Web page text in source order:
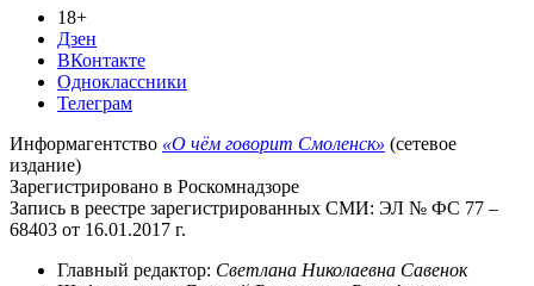
18+
Дзен
ВКонтакте
Одноклассники
Телеграм
Информагентство «О чём говорит Смоленск» (сетевое
издание)
Зарегистрировано в Роскомнадзоре
Запись в реестре зарегистрированных СМИ: ЭЛ № ФС 77 –
68403 от 16.01.2017 г.
Главный редактор: Светлана Николаевна Савенок